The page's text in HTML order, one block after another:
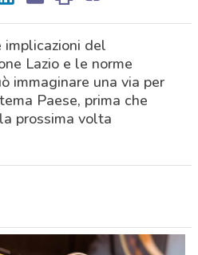
del
Lazio e le norme
immaginare una via per
Paese, prima che
prossima volta